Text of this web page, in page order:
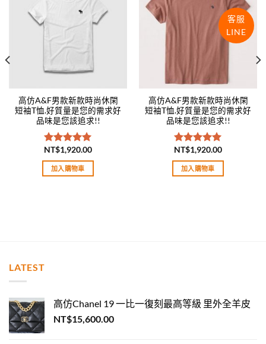
高仿A&F男款新款時尚休閑
短袖T恤.好質量是您的需求好
品味是您該追求!!
評分5.00
滿分 5
NT$1,920.00
加入購物車
wishlist
高仿A&F男款新款時尚休閑
短袖T恤.好質量是您的需求好
品味是您該追求!!
評分5.00
滿分 5
NT$1,920.00
加入購物車
LATEST
高仿Chanel 19 一比一復刻最高等級 里外全羊皮
NT$15,600.00
客服
LINE